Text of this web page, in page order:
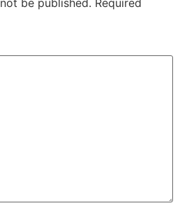
be published. Required